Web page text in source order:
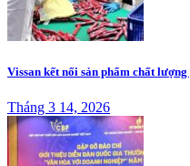
Vissan kết nối sản phẩm chất
Tháng 3 14, 2026